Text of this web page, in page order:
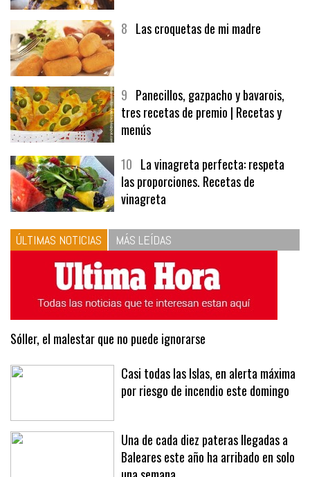
9Panecillos, gazpacho y bavarois,
tres recetas de premio | Recetas y
menús
10La vinagreta perfecta: respeta
las proporciones. Recetas de
vinagreta
ÚLTIMAS NOTICIAS MÁS LEÍDAS
Sóller, el malestar que no puede ignorarse
Casi todas las Islas, en alerta máxima
Una de cada diez pateras llegadas a